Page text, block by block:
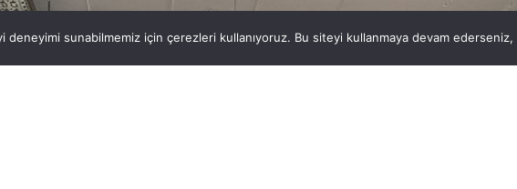
deneyimi sunabilmemiz için çerezleri kullanıyoruz. Bu siteyi kullanmaya devam